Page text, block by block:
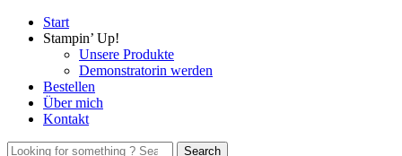
Start
Stampin’ Up!
Unsere Produkte
Demonstratorin werden
Bestellen
Über mich
Kontakt